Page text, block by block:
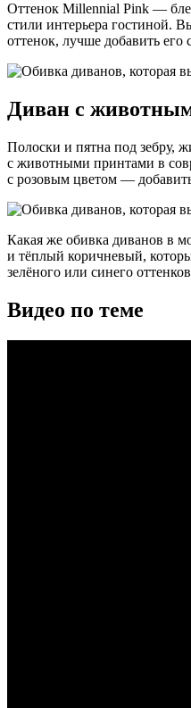
Оттенок Millennial Pink —
стили интерьера гостиной.
оттенок, лучше добавить
Диван с
Полоски и пятна под зебру,
с животными принтами в
с розовым цветом —
Какая же обивка диванов в
и тёплый коричневый,
зелёного или синего
Видео по теме